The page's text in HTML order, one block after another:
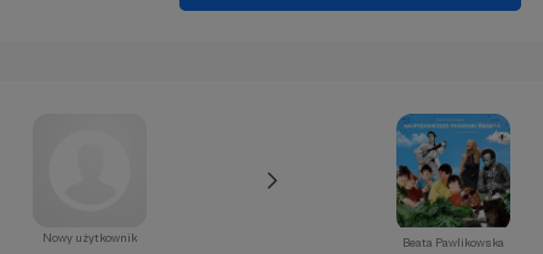
Nowy użytkownik Beata Pawlikowska